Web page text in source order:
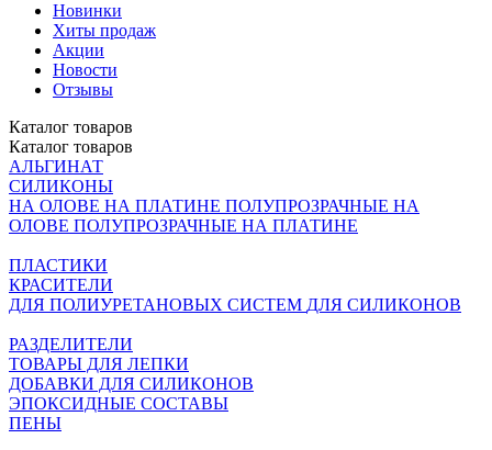
Новинки
Хиты продаж
Акции
Новости
Отзывы
Каталог товаров
Каталог товаров
АЛЬГИНАТ
СИЛИКОНЫ
НА ОЛОВЕ НА ПЛАТИНЕ ПОЛУПРОЗРАЧНЫЕ НА
ОЛОВЕ ПОЛУПРОЗРАЧНЫЕ НА ПЛАТИНЕ
ПЛАСТИКИ
КРАСИТЕЛИ
ДЛЯ ПОЛИУРЕТАНОВЫХ СИСТЕМ ДЛЯ СИЛИКОНОВ
РАЗДЕЛИТЕЛИ
ТОВАРЫ ДЛЯ ЛЕПКИ
ДОБАВКИ ДЛЯ СИЛИКОНОВ
ЭПОКСИДНЫЕ СОСТАВЫ
ПЕНЫ